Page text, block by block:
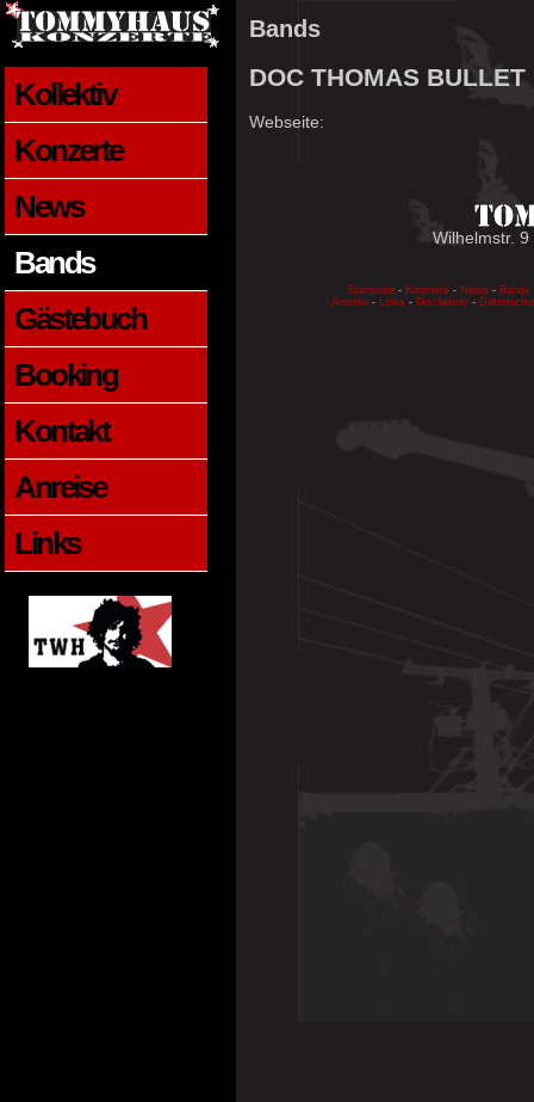
Kollektiv
Konzerte
News
Bands
Gästebuch
Booking
Kontakt
Anreise
Links
Bands
DOC THOMAS BULLET
Webseite:
Wilhelmstr.
Startseite - Konzerte - News - Bands
Anreise - Links - Disclaimer -